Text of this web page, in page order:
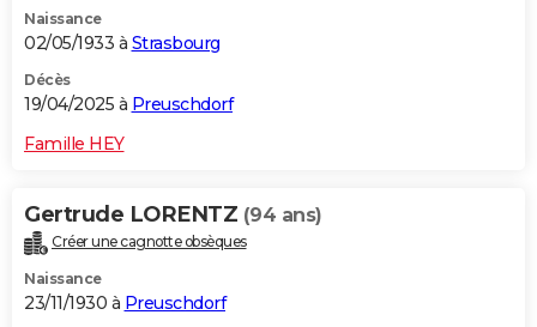
Naissance
02/05/1933 à Strasbourg
Décès
19/04/2025 à Preuschdorf
Famille HEY
Gertrude LORENTZ (94 ans)
Créer une cagnotte obsèques
Naissance
23/11/1930 à Preuschdorf